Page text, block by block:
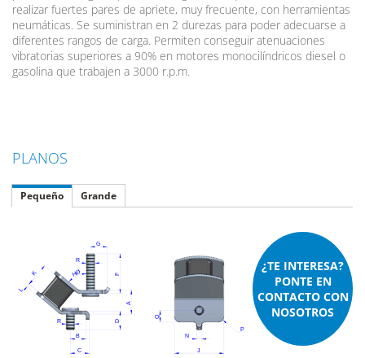
realizar fuertes pares de apriete, muy frecuente, con herramientas
neumáticas. Se suministran en 2 durezas para poder adecuarse a
diferentes rangos de carga. Permiten conseguir atenuaciones
vibratorias superiores a 90% en motores monocilíndricos diesel o
gasolina que trabajen a 3000 r.p.m.
PLANOS
Pequeño Grande
¿TE INTERESA?
PONTE EN
CONTACTO CON
NOSOTROS